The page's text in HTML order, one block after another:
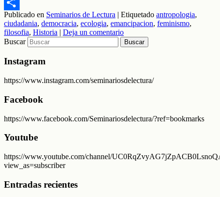
Email
Compartir
Publicado en Seminarios de Lectura | Etiquetado antropologia,
ciudadania, democracia, ecologia, emancipacion, feminismo,
filosofia, Historia | Deja un comentario
Buscar
Instagram
https://www.instagram.com/seminariosdelectura/
Facebook
https://www.facebook.com/Seminariosdelectura/?ref=bookmarks
Youtube
https://www.youtube.com/channel/
view_as=subscriber
Entradas recientes